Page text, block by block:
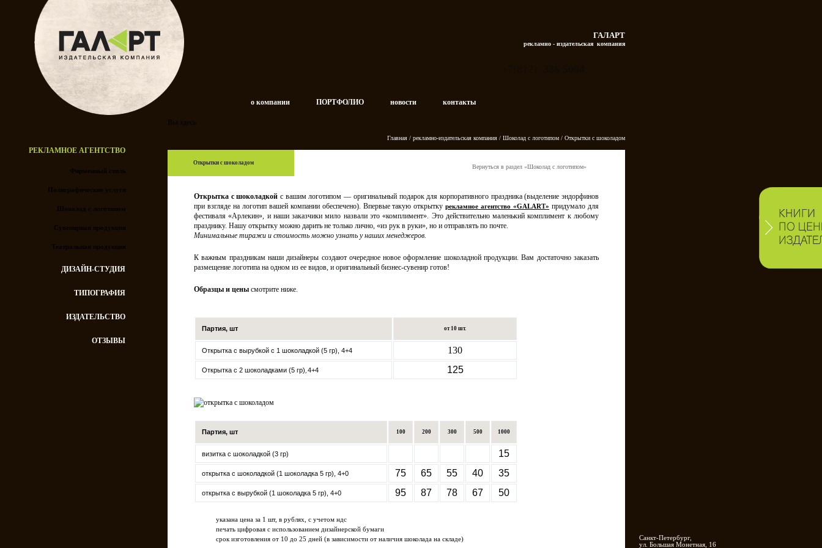
ГАЛАРТ
рекламно - издательская  компания
о компании ПОРТФОЛИО новости контакты
РЕКЛАМНОЕ АГЕНТСТВО
Фирменный стиль
Полиграфические услуги
Шоколад с логотипом
Сувенирная продукция
Театральная продукция
ДИЗАЙН-СТУДИЯ
ТИПОГРАФИЯ
ИЗДАТЕЛЬСТВО
ОТЗЫВЫ
Главная / рекламно-издательская компания / Шоколад с логотипом / Открытки с шоколадом
Открытки с шоколадом
Вернуться в раздел «Шоколад с логотипом»
Открытка с шоколадкойс вашим логотипом — оригинальный подарок для корпоративного праздника (выделение эндорфинов
при взгляде на логотип вашей компании обеспечено). Впервые такую открыткурекламное агентство «GALART» придумало для
фестиваля «Арлекин», и наши заказчики мило назвали это «комплимент». Это действительно маленький комплимент к любому
празднику. Нашу открытку можно дарить не только лично, «из рук в руки», но и отправлять по почте.
Минимальные тиражи и стоимость можно узнать у наших менеджеров.
К важным праздникам наши дизайнеры создают очередное новое оформление шоколадной продукции. Вам достаточно заказать
размещение логотипа на одном из ее видов, и оригинальный бизнес-сувенир готов!
Образцы и цены смотрите ниже.
Партия, шт от 10 шт.
Открытка с вырубкой с 1 шоколадкой (5 гр), 4+4 130
Открытка с 2 шоколадками (5 гр), 4+4 125
Партия, шт 100 200 300 500 1000
визитка с шоколадкой (3 гр) 15
открытка с шоколадкой (1 шоколадка 5 гр), 4+0 75 65 55 40 35
открытка с вырубкой (1 шоколадка 5 гр), 4+0 95 87 78 67 50
указана цена за 1 шт, в рублях, с учетом ндс
печать цифровая с использованием дизайнерской бумаги
срок изготовления от 10 до 25 дней (в зависимости от наличия шоколада на складе)
Санкт-Петербург,
ул. Большая Монетная, 16